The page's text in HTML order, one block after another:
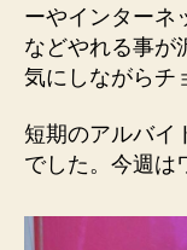
ーやインターネ
などやれる事が
気にしながらチ
短期のアルバイ
でした。今週は